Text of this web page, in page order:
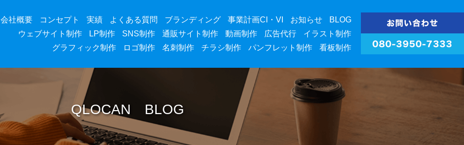
会社概要 コンセプト 実績 よくある質問 ブランディング 事業計画CI・VI お知らせ
BLOG
ウェブサイト制作
LP制作 SNS制作 通販サイト制作 動画制作 広告代行
イラスト制作
グラフィック制作
ロゴ制作 名刺制作 チラシ制作 パンフレット制作 看板制作
QLOCAN BLOG